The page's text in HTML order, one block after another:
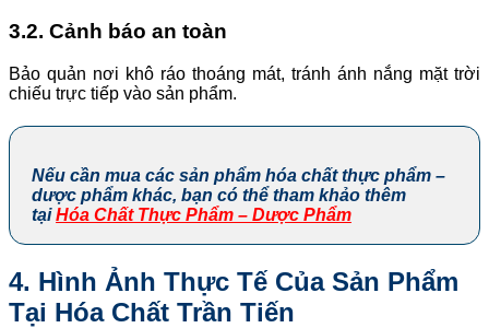
3.2. Cảnh báo an toàn
Bảo quản nơi khô ráo thoáng mát, tránh ánh nắng mặt trời
chiếu trực tiếp vào sản phẩm.
Nếu cần mua các sản phẩm hóa chất thực phẩm –
dược phẩm khác, bạn có thể tham khảo thêm
tạiHóa Chất Thực Phẩm – Dược Phẩm
4. Hình Ảnh Thực Tế Của Sản Phẩm
Tại Hóa Chất Trần Tiến